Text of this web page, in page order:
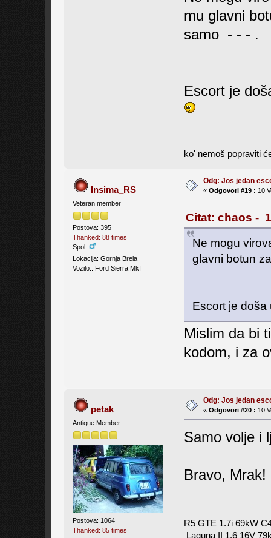
mu glavni
samo - - - .
Escort je
ko' nemoš popraviti
Insima_RS
Veteran member
Postova: 395
Thanked: 88 times
Spol:
Lokacija: Gornja Brela
Vozilo:: Ford Sierra MkI
Odg: Jos jedan
«Odgovori #19 : 10
Citat: chaos -
Ne mogu
glavni botun
Escort je
Mislim da bi
kodom, i za
petak
Antique Member
Postova: 1064
Thanked: 85 times
Odg: Jos jedan
«Odgovori #20 : 10
Samo volje i
Bravo, Mrak!
R5 GTE 1.7i 69kW
Laguna II 1.6 16V